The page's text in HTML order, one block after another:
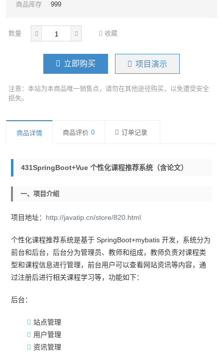
商品库存 999
数量 收藏
立即购买 项目演示
注意：本站为本商品唯一销售点，请勿在其他途径购买，以免遭受安全
损失。
商品详情 商品评价 0 订单记录
431SpringBoot+vue 个性化课程推荐系统（含论文）
一、项目介绍
项目地址： http://javatip.cn/store/820.html
个性化课程推荐系统是基于 SpringBoot+mybatis 开发，系统分为
前台和后台，后台分为管理员、教师和组成，教师负责对课程类
型和课程信息进行管理，前台用户可以查看网站资讯等内容，通
过注册后进行相关课程学习等，功能如下：
后台：
站点管理
用户管理
资讯管理